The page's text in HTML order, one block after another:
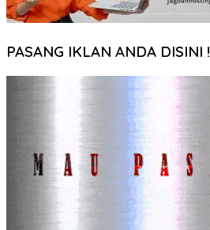
PASANG IKLAN ANDA DISINI !